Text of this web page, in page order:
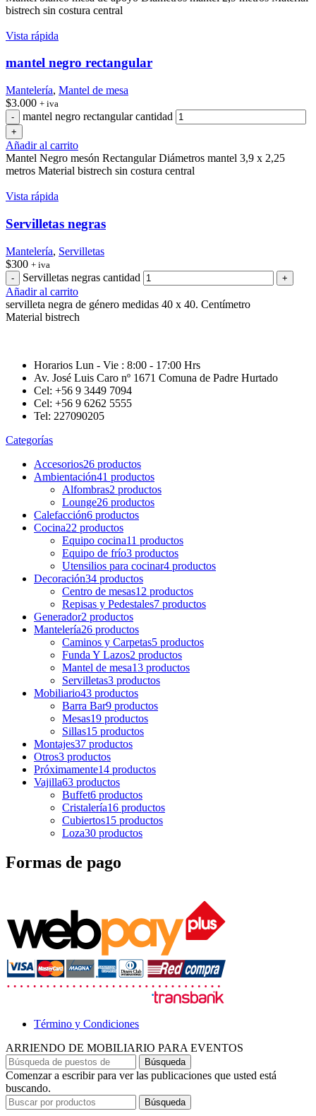
bistrech sin costura central
Vista rápida
mantel negro rectangular
Mantelería, Mantel de mesa
$3.000 + iva
mantel negro rectangular cantidad
Añadir al carrito
Mantel Negro mesón Rectangular Diámetros mantel 3,9 x 2,25
metros Material bistrech sin costura central
Vista rápida
Servilletas negras
Mantelería, Servilletas
$300 + iva
Servilletas negras cantidad
Añadir al carrito
servilleta negra de género medidas 40 x 40. Centímetro
Material bistrech
Horarios Lun - Vie : 8:00 - 17:00 Hrs
Av. José Luis Caro nº 1671 Comuna de Padre Hurtado
Cel: +56 9 3449 7094
Cel: +56 9 6262 5555
Tel: 227090205
Categorías
Accesorios26 productos
Ambientación41 productos
Alfombras2 productos
Lounge26 productos
Calefacción6 productos
Cocina22 productos
Equipo cocina11 productos
Equipo de frío3 productos
Utensilios para cocinar4 productos
Decoración34 productos
Centro de mesas12 productos
Repisas y Pedestales7 productos
Generador2 productos
Mantelería26 productos
Caminos y Carpetas5 productos
Funda Y Lazos2 productos
Mantel de mesa13 productos
Servilletas3 productos
Mobiliario43 productos
Barra Bar9 productos
Mesas19 productos
Sillas15 productos
Montajes37 productos
Otros3 productos
Próximamente14 productos
Vajilla63 productos
Buffet6 productos
Cristalería16 productos
Cubiertos15 productos
Loza30 productos
Formas de pago
Término y Condiciones
ARRIENDO DE MOBILIARIO PARA EVENTOS
Búsqueda
Comenzar a escribir para ver las publicaciones que usted está
buscando.
Búsqueda